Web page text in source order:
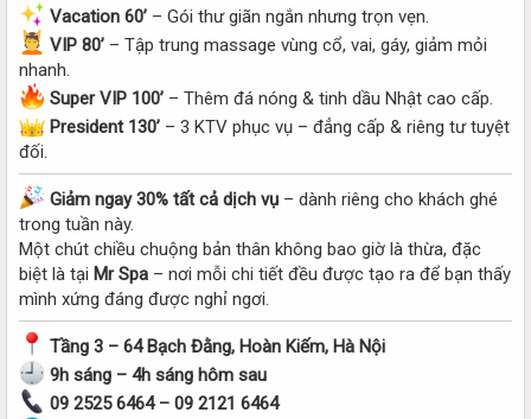
Vacation 60’ – Gói thư giãn ngắn nhưng trọn vẹn.
VIP 80’ – Tập trung massage vùng cổ, vai, gáy, giảm mỏi
nhanh.
Super VIP 100’ – Thêm đá nóng & tinh dầu Nhật cao cấp.
President 130’ – 3 KTV phục vụ – đẳng cấp & riêng tư tuyệt
đối.
Giảm ngay 30% tất cả dịch vụ – dành riêng cho khách ghé
trong tuần này.
Một chút chiều chuộng bản thân không bao giờ là thừa, đặc
biệt là tại Mr Spa – nơi mỗi chi tiết đều được tạo ra để bạn thấy
mình xứng đáng được nghỉ ngơi.
Tầng 3 – 64 Bạch Đằng, Hoàn Kiếm, Hà Nội
9h sáng – 4h sáng hôm sau
09 2525 6464 – 09 2121 6464